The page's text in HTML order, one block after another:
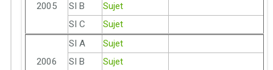
2005
SI B
Sujet
SI C
Sujet
2006
SI A
Sujet
SI B
Sujet